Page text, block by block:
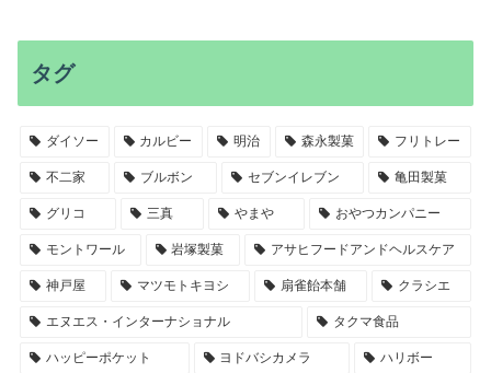
タグ
ダイソー カルビー 明治 森永製菓 フリトレー
不二家 ブルボン セブンイレブン 亀田製菓
グリコ 三真 やまや おやつカンパニー
モントワール 岩塚製菓 アサヒフードアンドヘルスケア
神戸屋 マツモトキヨシ 扇雀飴本舗 クラシエ
エヌエス・インターナショナル タクマ食品
ハッピーポケット ヨドバシカメラ ハリボー